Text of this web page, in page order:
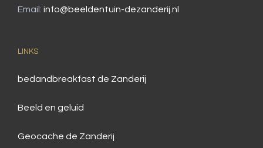
Email: info@beeldentuin-dezanderij.nl
LINKS
bedandbreakfast de Zanderij
Beeld en geluid
Geocache de Zanderij